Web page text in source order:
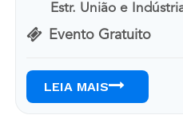
Estr. União e
Evento Gratuito
LEIA MAIS